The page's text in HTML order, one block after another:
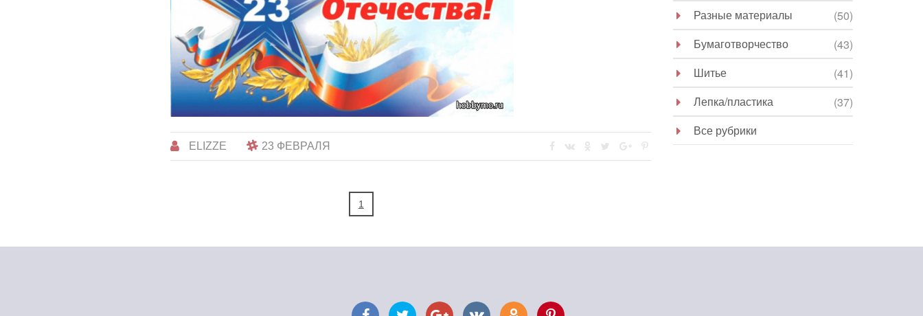
ELIZZE 23 ФЕВРАЛЯ
1
Разные материалы
(50)
Бумаготворчество
(43)
Шитье
(41)
Лепка/пластика
(37)
Все рубрики